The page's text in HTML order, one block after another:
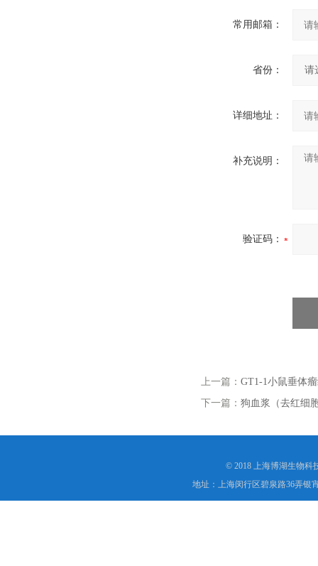
常用邮箱：
省份：
详细地址：
补充说明：
验证码：
上一篇： GT1-1小鼠垂体
下一篇： 狗血浆（去红细
© 2018 上海博湖生物科
地址：上海闵行区碧泉路36弄银